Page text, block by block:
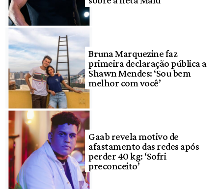
Bruna Marquezine faz
primeira declaração pública a
Shawn Mendes: ‘Sou bem
melhor com você’
Gaab revela motivo de
afastamento das redes após
perder 40 kg: ‘Sofri
preconceito’